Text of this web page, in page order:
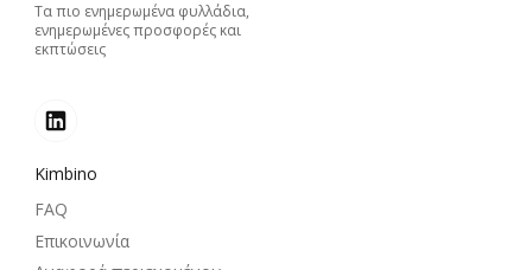
Τα πιο ενημερωμένα φυλλάδια,
ενημερωμένες προσφορές και
εκπτώσεις
Kimbino
FAQ
Επικοινωνία